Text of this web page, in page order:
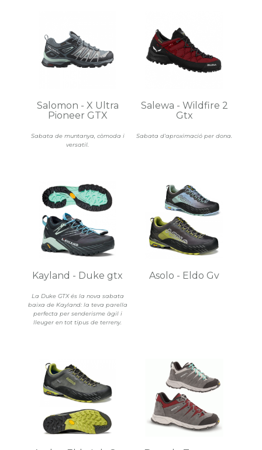
Sabata de muntanya, còmoda i
versatil.
Salomon - X Ultra
Pioneer GTX
Sabata d'aproximació per dona.
Salewa - Wildfire 2
Gtx
La Duke GTX és la nova sabata
baixa de Kayland: la teva parella
perfecta per senderisme àgil i
lleuger en tot tipus de terreny.
Kayland - Duke gtx Asolo - Eldo Gv